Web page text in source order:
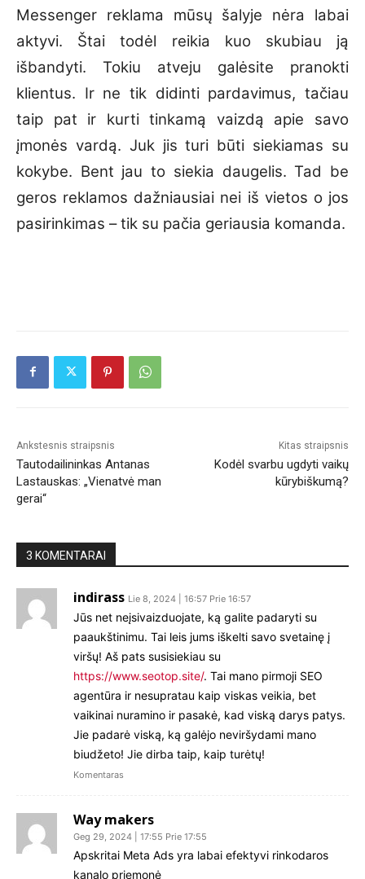
Messenger reklama mūsų šalyje nėra labai
aktyvi. Štai todėl reikia kuo skubiau ją
išbandyti. Tokiu atveju galėsite pranokti
klientus. Ir ne tik didinti pardavimus, tačiau
taip pat ir kurti tinkamą vaizdą apie savo
įmonės vardą. Juk jis turi būti siekiamas su
kokybe. Bent jau to siekia daugelis. Tad be
geros reklamos dažniausiai nei iš vietos o jos
pasirinkimas – tik su pačia geriausia komanda.
Ankstesnis straipsnis
Tautodailininkas Antanas
Lastauskas: „Vienatvė man
gerai“
Kitas straipsnis
Kodėl svarbu ugdyti vaikų
kūrybiškumą?
3 KOMENTARAI
indirass Lie 8, 2024 | 16:57 Prie 16:57
Jūs net neįsivaizduojate, ką galite padaryti su
paaukštinimu. Tai leis jums iškelti savo svetainę į
viršų! Aš pats susisiekiau su
https://www.seotop.site/. Tai mano pirmoji SEO
agentūra ir nesupratau kaip viskas veikia, bet
vaikinai nuramino ir pasakė, kad viską darys patys.
Jie padarė viską, ką galėjo neviršydami mano
biudžeto! Jie dirba taip, kaip turėtų!
Komentaras
Way makers
Geg 29, 2024 | 17:55 Prie 17:55
Apskritai Meta Ads yra labai efektyvi rinkodaros
kanalo priemonė